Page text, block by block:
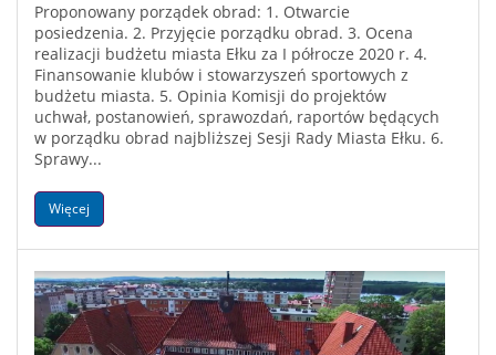
Proponowany porządek obrad: 1. Otwarcie
posiedzenia. 2. Przyjęcie porządku obrad. 3. Ocena
realizacji budżetu miasta Ełku za I półrocze 2020 r. 4.
Finansowanie klubów i stowarzyszeń sportowych z
budżetu miasta. 5. Opinia Komisji do projektów
uchwał, postanowień, sprawozdań, raportów będących
w porządku obrad najbliższej Sesji Rady Miasta Ełku. 6.
Sprawy...
Więcej